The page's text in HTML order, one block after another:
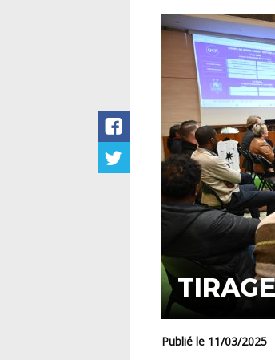
Publié le 11/03/2025